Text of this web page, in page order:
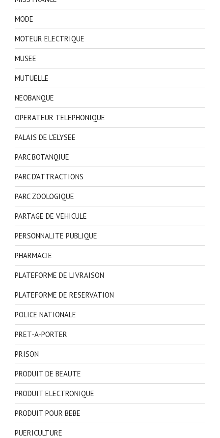
MODE
MOTEUR ELECTRIQUE
MUSEE
MUTUELLE
NEOBANQUE
OPERATEUR TELEPHONIQUE
PALAIS DE L'ELYSEE
PARC BOTANQIUE
PARC D'ATTRACTIONS
PARC ZOOLOGIQUE
PARTAGE DE VEHICULE
PERSONNALITE PUBLIQUE
PHARMACIE
PLATEFORME DE LIVRAISON
PLATEFORME DE RESERVATION
POLICE NATIONALE
PRET-A-PORTER
PRISON
PRODUIT DE BEAUTE
PRODUIT ELECTRONIQUE
PRODUIT POUR BEBE
PUERICULTURE